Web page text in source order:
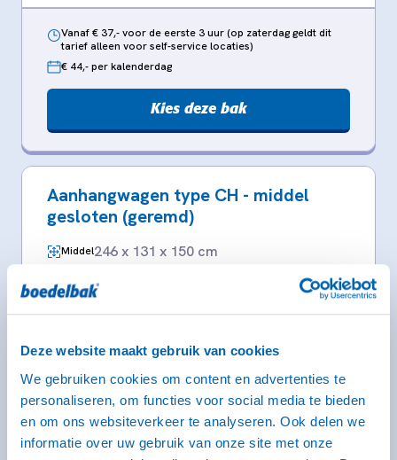
Deze website maakt gebruik van cookies
We gebruiken cookies om content en advertenties te
personaliseren, om functies voor social media te bieden
en om ons websiteverkeer te analyseren. Ook delen we
informatie over uw gebruik van onze site met onze
Vanaf € 37,- voor de eerste 3 uur (op zaterdag geldt dit
tarief alleen voor self-service locaties)
€ 44,- per kalenderdag
Kies deze bak
Aanhangwagen type CH - middel
gesloten (geremd)
Middel246 x 131 x 150 cm
Rijbewijs B (bij dit type heb je een witte kentekenplaat
nodig)